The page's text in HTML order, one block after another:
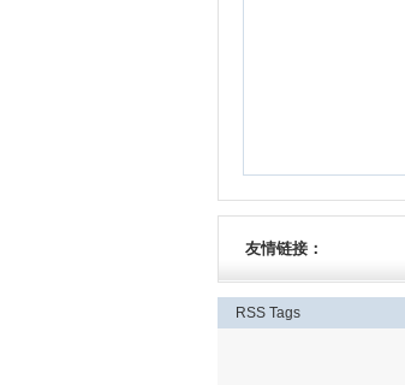
友情链接：
RSS Tags